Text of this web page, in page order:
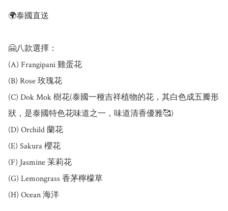
🌍泰國直送
🤗八款選擇：
(A) Frangipani 雞蛋花
(B) Rose 玫瑰花
(C) Dok Mok 樹花(泰國一種吉祥植物的花，其白色成五瓣形
狀，是泰國特色花味道之一，味道清香優雅🥰)
(D) Orchild 蘭花
(E) Sakura 櫻花
(F) Jasmine 苿莉花
(G) Lemongrass 香茅檸檬草
(H) Ocean 海洋